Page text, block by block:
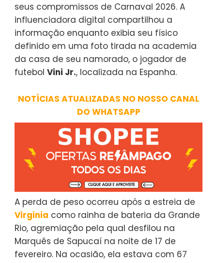
seus compromissos de Carnaval 2026. A
influenciadora digital compartilhou a
informação enquanto exibia seu físico
definido em uma foto tirada na academia
da casa de seu namorado, o jogador de
futebol Vini Jr., localizada na Espanha.
NOTÍCIAS ATUALIZADAS NO NOSSO CANAL
DO WHATSAPP
A perda de peso ocorreu após a estreia de
Virginia como rainha de bateria da Grande
Rio, agremiação pela qual desfilou na
Marquês de Sapucaí na noite de 17 de
fevereiro. Na ocasião, ela estava com 67